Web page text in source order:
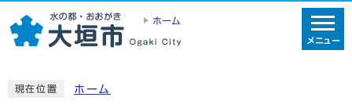
ホーム
メニュー
現在位置 ホーム